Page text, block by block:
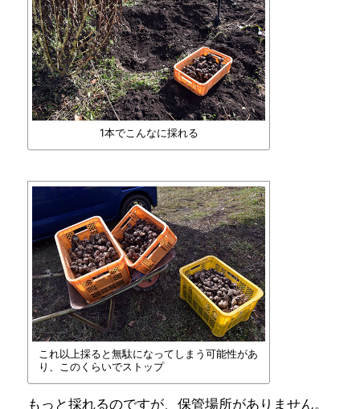
1本でこんなに採れる
これ以上採ると無駄になってしまう可能性があ
り、このくらいでストップ
もっと採れるのですが、保管場所がありません。